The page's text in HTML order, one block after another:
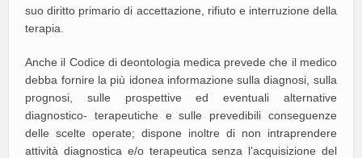
suo diritto primario di accettazione, rifiuto e interruzione della
terapia.
Anche il Codice di deontologia medica prevede che il medico
debba fornire la più idonea informazione sulla diagnosi, sulla
prognosi, sulle prospettive ed eventuali alternative
diagnostico- terapeutiche e sulle prevedibili conseguenze
delle scelte operate; dispone inoltre di non intraprendere
attività diagnostica e/o terapeutica senza l’acquisizione del